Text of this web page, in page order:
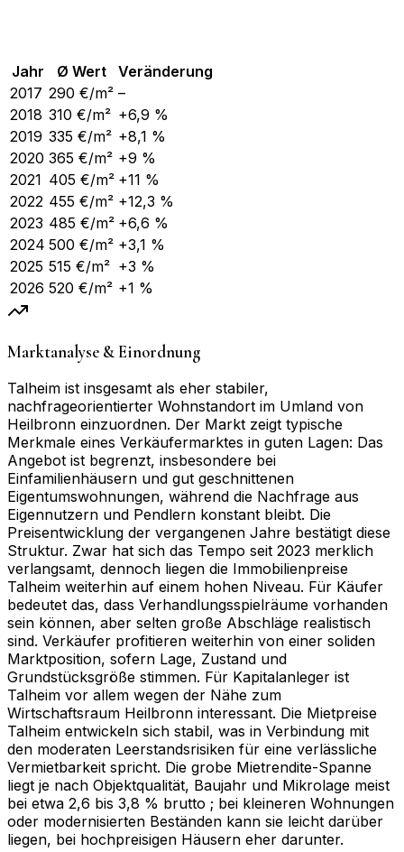
Jahr Ø Wert
Veränderung
2017 290 €/m² –
2018 310 €/m² +6,9 %
2019 335 €/m² +8,1 %
2020 365 €/m² +9 %
2021 405 €/m² +11 %
2022 455 €/m² +12,3 %
2023 485 €/m² +6,6 %
2024 500 €/m² +3,1 %
2025 515 €/m² +3 %
2026 520 €/m² +1 %
Marktanalyse & Einordnung
Talheim ist insgesamt als eher stabiler,
nachfrageorientierter Wohnstandort im Umland von
Heilbronn einzuordnen. Der Markt zeigt typische
Merkmale eines Verkäufermarktes in guten Lagen: Das
Angebot ist begrenzt, insbesondere bei
Einfamilienhäusern und gut geschnittenen
Eigentumswohnungen, während die Nachfrage aus
Eigennutzern und Pendlern konstant bleibt. Die
Preisentwicklung der vergangenen Jahre bestätigt diese
Struktur. Zwar hat sich das Tempo seit 2023 merklich
verlangsamt, dennoch liegen die Immobilienpreise
Talheim weiterhin auf einem hohen Niveau. Für Käufer
bedeutet das, dass Verhandlungsspielräume vorhanden
sein können, aber selten große Abschläge realistisch
sind. Verkäufer profitieren weiterhin von einer soliden
Marktposition, sofern Lage, Zustand und
Grundstücksgröße stimmen. Für Kapitalanleger ist
Talheim vor allem wegen der Nähe zum
Wirtschaftsraum Heilbronn interessant. Die Mietpreise
Talheim entwickeln sich stabil, was in Verbindung mit
den moderaten Leerstandsrisiken für eine verlässliche
Vermietbarkeit spricht. Die grobe Mietrendite-Spanne
liegt je nach Objektqualität, Baujahr und Mikrolage meist
bei etwa 2,6 bis 3,8 % brutto ; bei kleineren Wohnungen
oder modernisierten Beständen kann sie leicht darüber
liegen, bei hochpreisigen Häusern eher darunter.